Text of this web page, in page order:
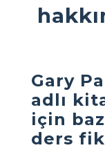
Gary
adlı
için
ders